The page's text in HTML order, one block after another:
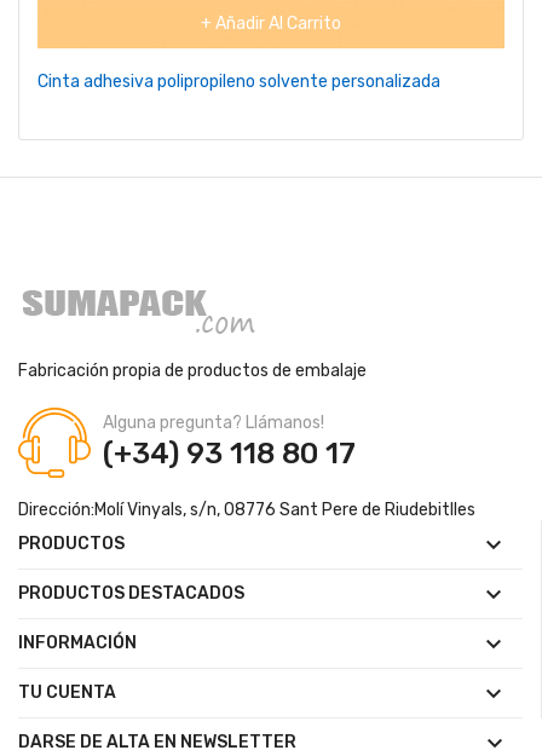
+ Añadir Al Carrito
Cinta adhesiva polipropileno solvente personalizada
Fabricación propia de productos de embalaje
Alguna pregunta? Llámanos!
(+34) 93 118 80 17
Dirección:Molí Vinyals, s/n, 08776 Sant Pere de Riudebitlles
PRODUCTOS

PRODUCTOS DESTACADOS 
INFORMACIÓN 
TU CUENTA 
DARSE DE ALTA EN NEWSLETTER 